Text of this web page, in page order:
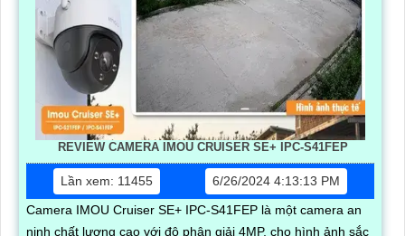
REVIEW CAMERA IMOU CRUISER SE+ IPC-S41FEP
Lần xem: 11455
6/26/2024 4:13:13 PM
Camera IMOU Cruiser SE+ IPC-S41FEP là một camera an
ninh chất lượng cao với độ phân giải 4MP, cho hình ảnh sắc